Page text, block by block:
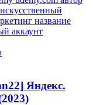
искусственный
название
аккаунт
Яндекс.